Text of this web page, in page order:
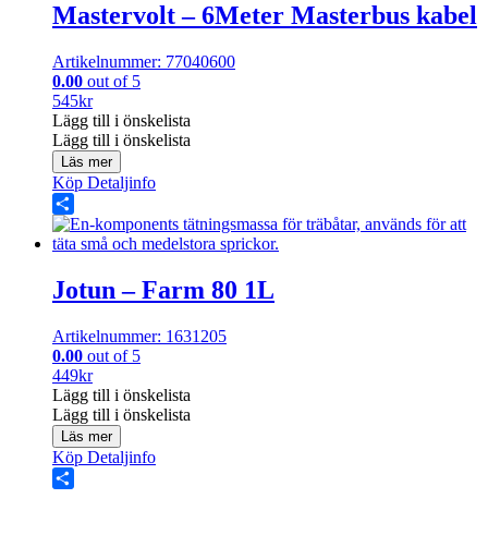
Mastervolt – 6Meter Masterbus kabel
Artikelnummer: 77040600
0.00 out of 5
545kr
Lägg till i önskelista
Lägg till i önskelista
Läs mer
Köp Detaljinfo
Share
Jotun – Farm 80 1L
Artikelnummer: 1631205
0.00 out of 5
449kr
Lägg till i önskelista
Lägg till i önskelista
Läs mer
Köp Detaljinfo